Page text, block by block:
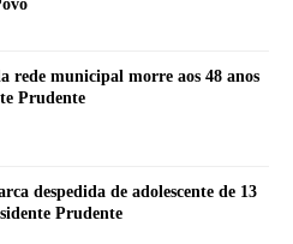
rede municipal morre aos 48 anos
Prudente
despedida de adolescente de 13
Prudente